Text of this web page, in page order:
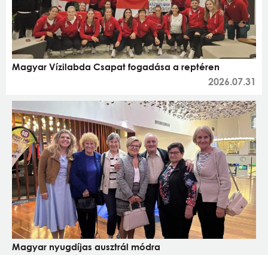
Magyar Vízilabda Csapat fogadása a reptéren
2026.07.31
Magyar nyugdíjas ausztrál módra